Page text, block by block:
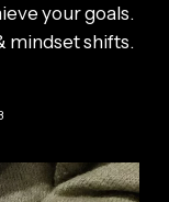
your goals.
mindset shifts.